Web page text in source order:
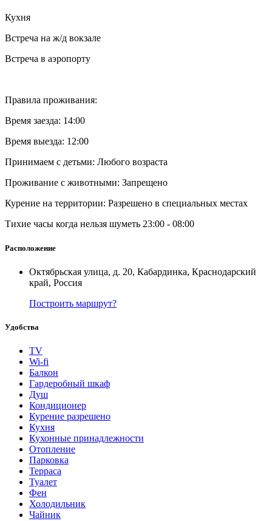
Кухня
Встреча на ж/д вокзале
Встреча в аэропорту
Правила проживания:
Время заезда: 14:00
Время выезда: 12:00
Принимаем с детьми: Любого возраста
Проживание с животными: Запрещено
Курение на территории: Разрешено в специальных местах
Тихие часы когда нельзя шуметь 23:00 - 08:00
Расположение
Октябрьская улица, д. 20, Кабардинка, Краснодарский
край, Россия
Построить маршрут?
Удобства
TV
Wi-fi
Балкон
Гардеробный шкаф
Душ
Кондиционер
Курение разрешено
Кухня
Кухонные принадлежности
Отопление
Парковка
Терраса
Туалет
Фен
Холодильник
Чайник